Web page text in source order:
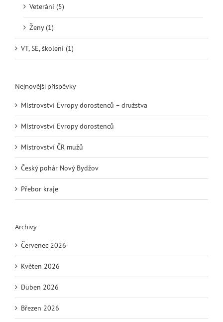
Veteráni (5)
Ženy (1)
VT, SE, školení (1)
Nejnovější příspěvky
Mistrovství Evropy dorostenců – družstva
Mistrovství Evropy dorostenců
Mistrovství ČR mužů
Český pohár Nový Bydžov
Přebor kraje
Archivy
Červenec 2026
Květen 2026
Duben 2026
Březen 2026